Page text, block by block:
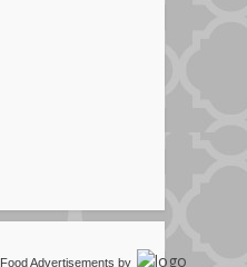
Food Advertisements by